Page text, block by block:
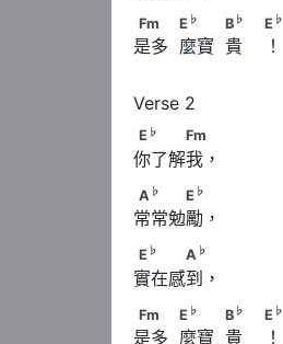
Fm　　            E♭
Fm E ♭ B ♭ E ♭
是多  麼寶  貴    ！
E♭ Fm
E ♭ Fm
你了解我，
A♭ E
A ♭ E ♭
常常勉勵，
E♭ A
E ♭ A ♭
實在感到，
Fm　　            E♭
Fm E ♭ B ♭ E ♭
是多  麼寶  貴    ！